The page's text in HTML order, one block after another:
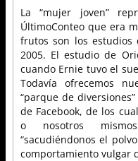
La “mujer joven”
ÚltimoConteo que era
frutos son los estudios
2005. El estudio de
cuando Ernie tuvo el
Todavía ofrecemos
“parque de
de Facebook, de los
o nosotros mismos
“sacudiéndonos el
comportamiento vulgar